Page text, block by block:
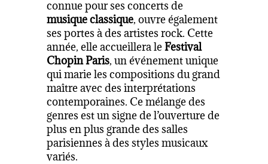
connue pour ses concerts de
musique classique, ouvre également
ses portes à des artistes rock. Cette
année, elle accueillera leFestival
Chopin Paris, un événement unique
qui marie les compositions du grand
maître avec des interprétations
contemporaines. Ce mélange des
genres est un signe de l’ouverture de
plus en plus grande des salles
parisiennes à des styles musicaux
variés.